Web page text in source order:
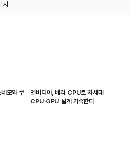
사
모와 쿠
엔비디아, 베라 CPU로 차세대
CPU·GPU 설계 가속한다